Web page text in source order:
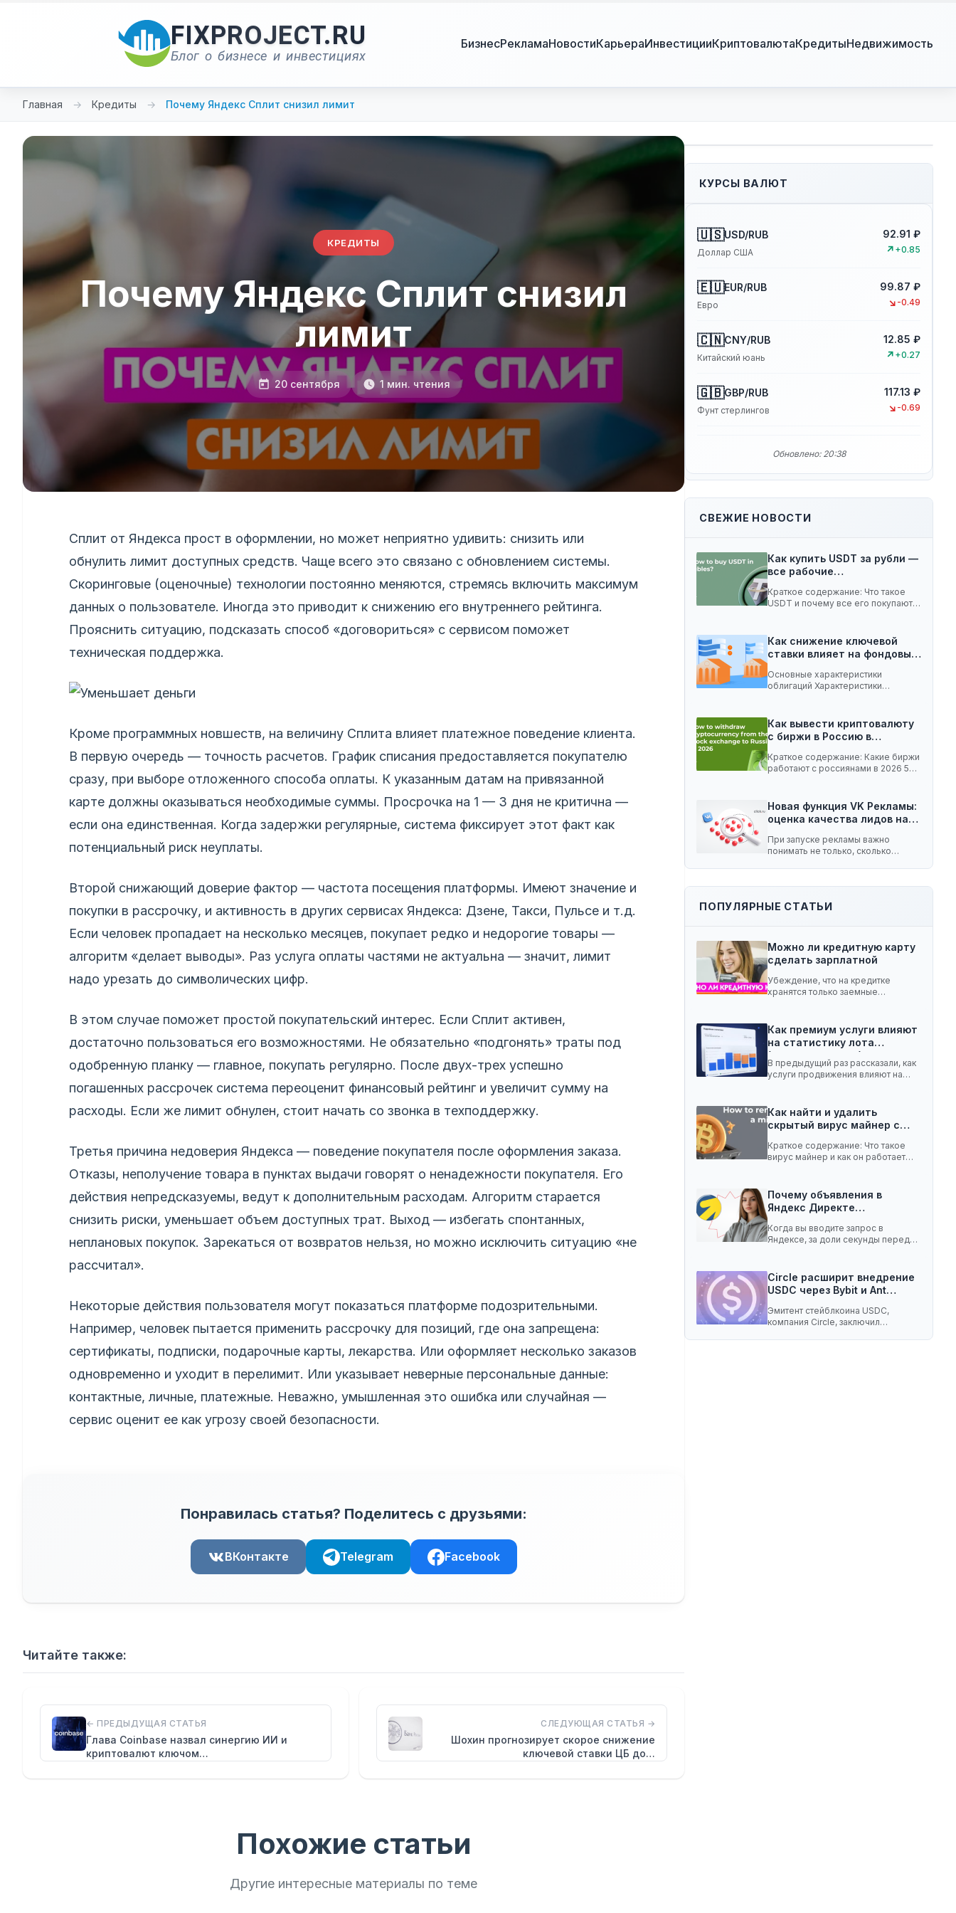
FIXPROJECT.RU
Блог о бизнесе и инвестициях
БизнесРекламаНовостиКарьераИнвестицииКриптовалютаКредитыНедвижимость
Главная → Кредиты → Почему Яндекс Сплит снизил лимит
КРЕДИТЫ
Почему Яндекс Сплит снизил
лимит
20 сентября 1 мин. чтения
Сплит от Яндекса прост в оформлении, но может неприятно удивить: снизить или
обнулить лимит доступных средств. Чаще всего это связано с обновлением системы.
Скоринговые (оценочные) технологии постоянно меняются, стремясь включить максимум
данных о пользователе. Иногда это приводит к снижению его внутреннего рейтинга.
Прояснить ситуацию, подсказать способ «договориться» с сервисом поможет
техническая поддержка.
Кроме программных новшеств, на величину Сплита влияет платежное поведение клиента.
В первую очередь — точность расчетов. График списания предоставляется покупателю
сразу, при выборе отложенного способа оплаты. К указанным датам на привязанной
карте должны оказываться необходимые суммы. Просрочка на 1 — 3 дня не критична —
если она единственная. Когда задержки регулярные, система фиксирует этот факт как
потенциальный риск неуплаты.
Второй снижающий доверие фактор — частота посещения платформы. Имеют значение и
покупки в рассрочку, и активность в других сервисах Яндекса: Дзене, Такси, Пульсе и т.д.
Если человек пропадает на несколько месяцев, покупает редко и недорогие товары —
алгоритм «делает выводы». Раз услуга оплаты частями не актуальна — значит, лимит
надо урезать до символических цифр.
В этом случае поможет простой покупательский интерес. Если Сплит активен,
достаточно пользоваться его возможностями. Не обязательно «подгонять» траты под
одобренную планку — главное, покупать регулярно. После двух-трех успешно
погашенных рассрочек система переоценит финансовый рейтинг и увеличит сумму на
расходы. Если же лимит обнулен, стоит начать со звонка в техподдержку.
Третья причина недоверия Яндекса — поведение покупателя после оформления заказа.
Отказы, неполучение товара в пунктах выдачи говорят о ненадежности покупателя. Его
действия непредсказуемы, ведут к дополнительным расходам. Алгоритм старается
снизить риски, уменьшает объем доступных трат. Выход — избегать спонтанных,
неплановых покупок. Зарекаться от возвратов нельзя, но можно исключить ситуацию «не
рассчитал».
Некоторые действия пользователя могут показаться платформе подозрительными.
Например, человек пытается применить рассрочку для позиций, где она запрещена:
сертификаты, подписки, подарочные карты, лекарства. Или оформляет несколько заказов
одновременно и уходит в перелимит. Или указывает неверные персональные данные:
контактные, личные, платежные. Неважно, умышленная это ошибка или случайная —
сервис оценит ее как угрозу своей безопасности.
Понравилась статья? Поделитесь с друзьями:
ВКонтакте Telegram Facebook
Читайте также:
← ПРЕДЫДУЩАЯ СТАТЬЯ
Глава Coinbase назвал синергию ИИ и
криптовалют ключом…
СЛЕДУЮЩАЯ СТАТЬЯ →
Шохин прогнозирует скорое снижение
ключевой ставки ЦБ до…
Похожие статьи
Другие интересные материалы по теме
КУРСЫ ВАЛЮТ
🇺🇸USD/RUB
Доллар США
92.91 ₽
↗ +0.85
🇪🇺EUR/RUB
Евро
99.87 ₽
↘ -0.49
🇨🇳CNY/RUB
Китайский юань
12.85 ₽
↗ +0.27
🇬🇧GBP/RUB
Фунт стерлингов
117.13 ₽
↘ -0.69
Обновлено: 20:38
СВЕЖИЕ НОВОСТИ
Как купить USDT за рубли —
все рабочие…
Краткое содержание: Что такое
USDT и почему все его покупают 5
Как снижение ключевой
ставки влияет на фондовый
Основные характеристики
облигаций Характеристики
ключевой…
Как вывести криптовалюту
с биржи в Россию в…
Краткое содержание: Какие биржи
работают с россиянами в 2026 5
Новая функция VK Рекламы:
оценка качества лидов на…
При запуске рекламы важно
понимать не только, сколько
ПОПУЛЯРНЫЕ СТАТЬИ
Можно ли кредитную карту
сделать зарплатной
Убеждение, что на кредитке
хранятся только заемные
Как премиум услуги влияют
на статистику лота
(телеграм-канал)
В предыдущий раз рассказали, как
услуги продвижения влияют на
Как найти и удалить
скрытый вирус майнер с…
Краткое содержание: Что такое
вирус майнер и как он работает
Почему объявления в
Яндекс Директе
Когда вы вводите запрос в
Яндексе, за доли секунды перед
Circle расширит внедрение
USDC через Bybit и Ant…
Эмитент стейблкоина USDC,
компания Circle, заключил